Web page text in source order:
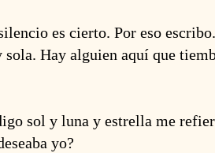
es cierto. Por eso
sola. Hay alguien aquí que
sol y luna y estrella me
yo?